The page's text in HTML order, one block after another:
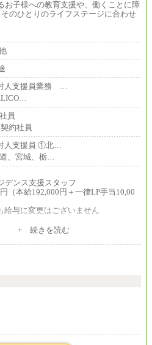
お子様への教育支援や、働くことに障
のひとりのライフステージに合わせ
人支援員業務 …
員
約社員
人支援員 ①北…
、宮城、栃…
デンス支援スタッフ
（本給192,000円＋一律LP手当10,00
給与に変更はございません
変動
円～
た場合は別途支給
+ 続きを読む